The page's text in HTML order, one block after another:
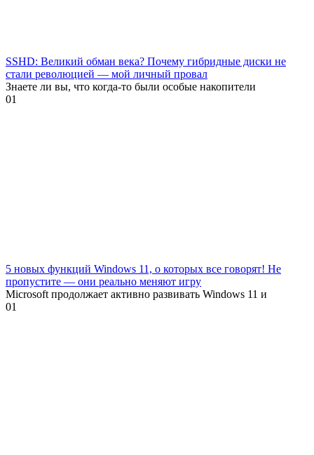
SSHD: Великий обман века? Почему гибридные диски не
стали революцией — мой личный провал
Знаете ли вы, что когда-то были особые накопители
01
5 новых функций Windows 11, о которых все говорят! Не
пропустите — они реально меняют игру
Microsoft продолжает активно развивать Windows 11 и
01